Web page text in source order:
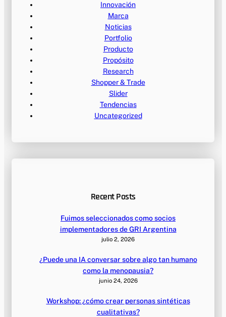
Innovación
Marca
Noticias
Portfolio
Producto
Propósito
Research
Shopper & Trade
Slider
Tendencias
Uncategorized
Recent Posts
Fuimos seleccionados como socios
implementadores de GRI Argentina
julio 2, 2026
¿Puede una IA conversar sobre algo tan humano
como la menopausia?
junio 24, 2026
Workshop: ¿cómo crear personas sintéticas
cualitativas?